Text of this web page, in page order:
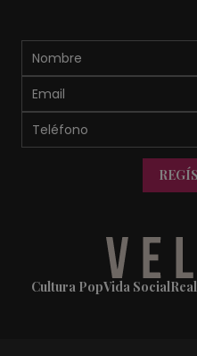
Cultura PopVida Social